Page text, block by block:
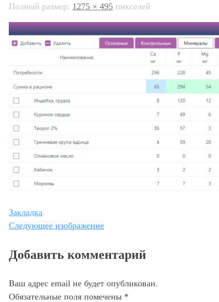
Полный размер: 1275 × 495 пикселей
Закладка.
Следующее изображение
Добавить комментарий
Ваш адрес email не будет опубликован.
Обязательные поля помечены *